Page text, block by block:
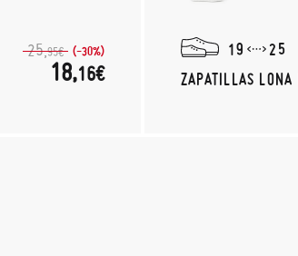
25,95€ (-30%)
18,16€
19
25
ZAPATILLAS LONA